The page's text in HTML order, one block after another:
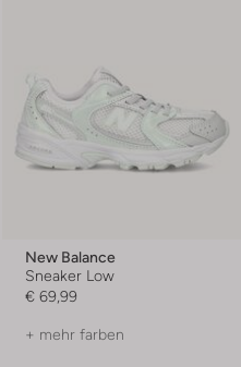
New Balance
Sneaker Low
€ 69,99
+ mehr farben